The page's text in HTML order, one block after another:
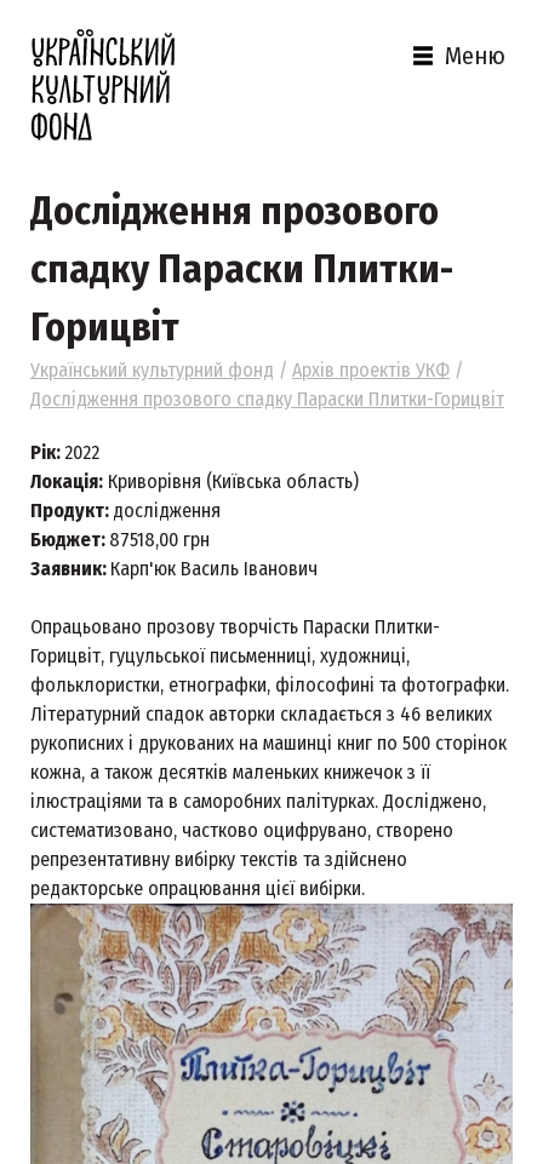
Меню
Дослідження прозового
спадку Параски Плитки-
Горицвіт
Український культурний фонд / Архів проектів УКФ /
Дослідження прозового спадку Параски Плитки-Горицвіт
Рік: 2022
Локація: Криворівня (Київська область)
Продукт: дослідження
Бюджет: 87518,00 грн
Заявник: Карп'юк Василь Іванович
Опрацьовано прозову творчість Параски Плитки-
Горицвіт, гуцульської письменниці, художниці,
фольклористки, етнографки, філософині та фотографки.
Літературний спадок авторки складається з 46 великих
рукописних і друкованих на машинці книг по 500 сторінок
кожна, а також десятків маленьких книжечок з її
ілюстраціями та в саморобних палітурках. Досліджено,
систематизовано, частково оцифрувано, створено
репрезентативну вибірку текстів та здійснено
редакторське опрацювання цієї вибірки.